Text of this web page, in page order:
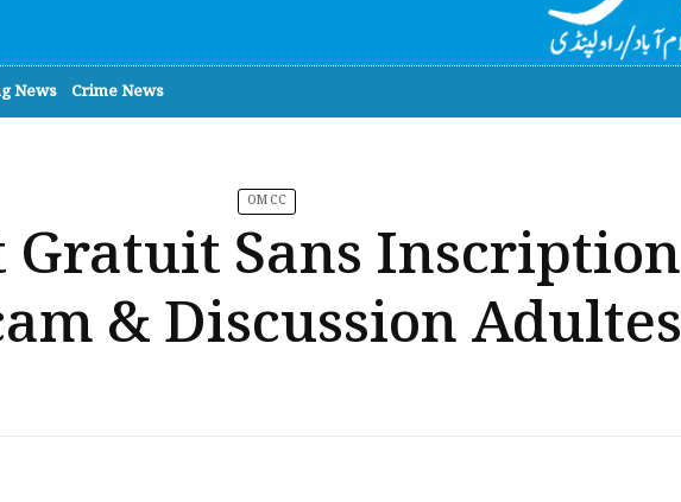
News Crime News
OM CC
Gratuit Sans Inscription
& Discussion Adultes